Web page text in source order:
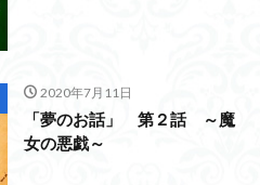
2020年7月11日
「夢のお話」 第２話 ～魔
女の悪戯～